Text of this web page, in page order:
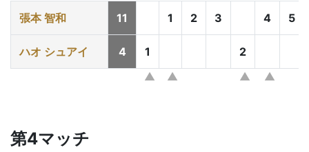
張本 智和 11 1 2 3 4 5
ハオ シュアイ 4 1 2
第4マッチ